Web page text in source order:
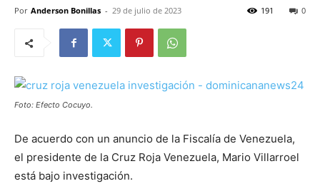
Por Anderson Bonillas - 29 de julio de 2023 0
191
Foto: Efecto Cocuyo.
De acuerdo con un anuncio de la Fiscalía de Venezuela,
el presidente de la Cruz Roja Venezuela, Mario Villarroel
está bajo investigación.